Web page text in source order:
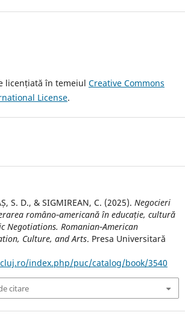
licențiată în temeiul Creative Commons
License.
S. D., & SIGMIREAN, C. (2025). Negocieri
româno‐americană în educație, cultură
Negotiations. Romanian‐American
Culture, and Arts. Presa Universitară
index.php/puc/catalog/book/3540
citare